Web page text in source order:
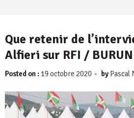
Que retenir de
Alfieri sur RFI /
Posted on : 19 octobre 2020 - by Pascal